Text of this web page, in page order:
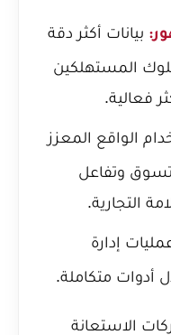
بيانات أكثر دقة
المستهلكين
فعالية.
الواقع المعزز
تسوق وتفاعل
التجارية.
إدارة
أدوات متكاملة.
الاستعانة